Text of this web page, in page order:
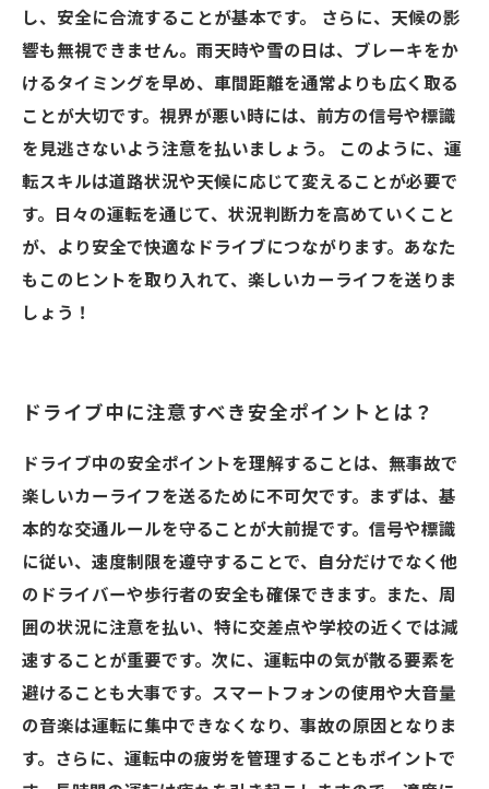
し、安全に合流することが基本です。 さらに、天候の影
響も無視できません。雨天時や雪の日は、ブレーキをか
けるタイミングを早め、車間距離を通常よりも広く取る
ことが大切です。視界が悪い時には、前方の信号や標識
を見逃さないよう注意を払いましょう。 このように、運
転スキルは道路状況や天候に応じて変えることが必要で
す。日々の運転を通じて、状況判断力を高めていくこと
が、より安全で快適なドライブにつながります。あなた
もこのヒントを取り入れて、楽しいカーライフを送りま
しょう！
ドライブ中に注意すべき安全ポイントとは？
ドライブ中の安全ポイントを理解することは、無事故で
楽しいカーライフを送るために不可欠です。まずは、基
本的な交通ルールを守ることが大前提です。信号や標識
に従い、速度制限を遵守することで、自分だけでなく他
のドライバーや歩行者の安全も確保できます。また、周
囲の状況に注意を払い、特に交差点や学校の近くでは減
速することが重要です。次に、運転中の気が散る要素を
避けることも大事です。スマートフォンの使用や大音量
の音楽は運転に集中できなくなり、事故の原因となりま
す。さらに、運転中の疲労を管理することもポイントで